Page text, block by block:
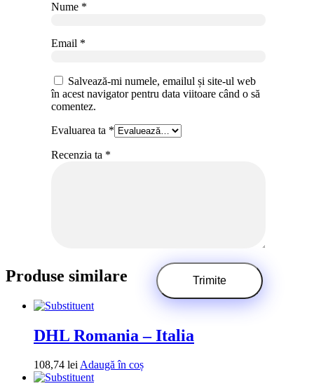
Nume *
Email *
Salvează-mi numele, emailul și site-ul web
în acest navigator pentru data viitoare când o să
comentez.
Evaluarea ta *
Recenzia ta *
Produse similare
DHL Romania – Italia
108,74 leiAdaugă în coș